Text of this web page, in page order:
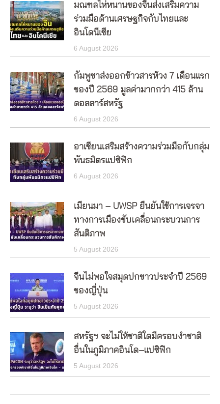
มณฑลไห่หนานของจีนส่งเสริมความ
ร่วมมือด้านเศรษฐกิจกับไทยและ
อินโดนีเซีย
6 August 2026
กัมพูชาส่งออกข้าวสารห้วง 7 เดือนแรก
ของปี 2569 มูลค่ามากกว่า 415 ล้าน
ดอลลาร์สหรัฐ
6 August 2026
อาเซียนเสริมสร้างความร่วมมือกับกลุ่ม
พันธมิตรแปซิฟิก
6 August 2026
เมียนมา – UWSP ยืนยันใช้การเจรจา
ทางการเมืองขับเคลื่อนกระบวนการ
สันติภาพ
5 August 2026
จีนไม่พอใจสมุดปกขาวประจำปี 2569
ของญี่ปุ่น
5 August 2026
สหรัฐฯ จะไม่ให้ชาติใดมีครอบงำชาติ
อื่นในภูมิภาคอินโด–แปซิฟิก
5 August 2026